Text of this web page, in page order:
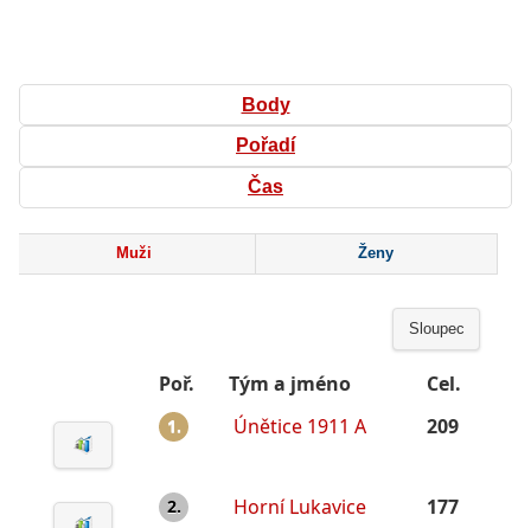
Body
Pořadí
Čas
Muži Ženy
Sloupec
Poř. Tým a jméno Cel.
1. Únětice 1911 A 209
2. Horní Lukavice 177